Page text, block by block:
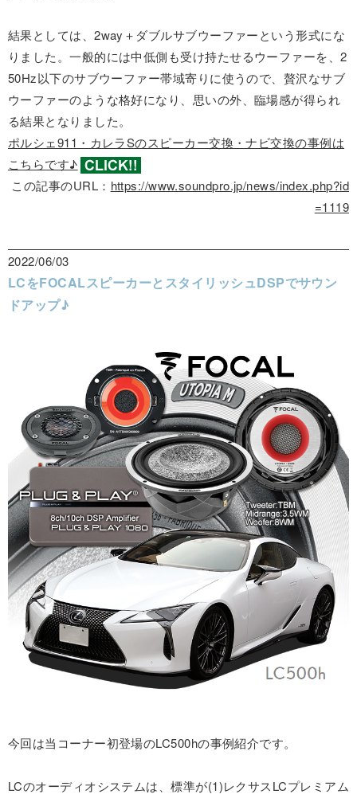
結果としては、2way＋ダブルサブウーファーという形式にな
りました。一般的には中低側も受け持たせるウーファーを、2
50Hz以下のサブウーファー帯域寄りに使うので、贅沢なサブ
ウーファーのような格好になり、思いの外、臨場感が得られ
る結果となりました。
ポルシェ911・カレラSのスピーカー交換・ナビ交換の事例は
こちらです♪
この記事のURL： https://www.soundpro.jp/news/index.php?id
=1119
2022/06/03
LCをFOCALスピーカーとスタイリッシュDSPでサウン
ドアップ♪
今回は当コーナー初登場のLC500hの事例紹介です。
LCのオーディオシステムは、標準が(1)レクサスLCプレミアム